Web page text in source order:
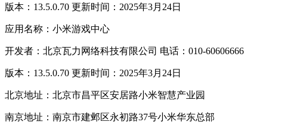
版本：13.5.0.70 更新时间：2025年3月24日
应用名称：小米游戏中心
开发者：北京瓦力网络科技有限公司 电话：010-60606666
版本：13.5.0.70 更新时间：2025年3月24日
北京地址：北京市昌平区安居路小米智慧产业园
南京地址：南京市建邺区永初路37号小米华东总部